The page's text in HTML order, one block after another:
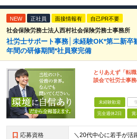
NEW 正社員 面接情報有 自己PR不要
社会保険労務士法人西村社会保険労務士事務所
社労士サポート事務│未経験OK*第二新卒
年間の研修期間*社員寮完備
とりあえず「転
談会で社労士事
未経験歓迎
完全週休2日 賞
応募資格